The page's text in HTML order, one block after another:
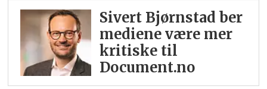
Sivert Bjørnstad ber
mediene være mer
kritiske til
Document.no